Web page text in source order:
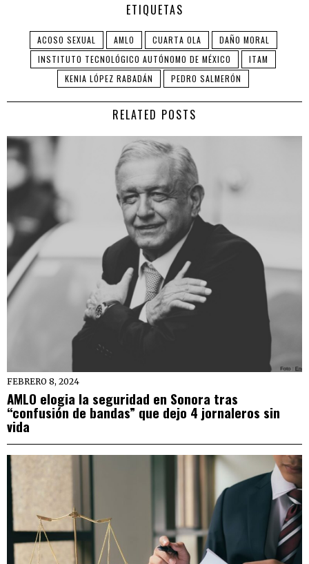
ETIQUETAS
ACOSO SEXUAL AMLO CUARTA OLA
DAÑO MORAL
INSTITUTO TECNOLÓGICO AUTÓNOMO DE MÉXICO
ITAM
KENIA LÓPEZ RABADÁN
PEDRO SALMERÓN
RELATED POSTS
FEBRERO 8, 2024
AMLO elogia la seguridad en Sonora tras
“confusión de bandas” que dejo 4 jornaleros sin
vida